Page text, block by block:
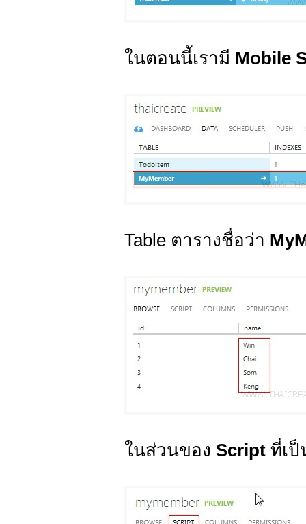
ในตอนนี้เรามี Mobile
Table ตารางชื่อว่า
ในส่วนของ Script ที่เ